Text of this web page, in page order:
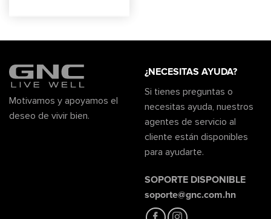
Motivamos y apoyamos el
deseo de vivir bien.
¿NECESITAS AYUDA?
Si tienes preguntas o
necesitas ayuda, nuestros
agentes de servicio al
cliente están disponibles
para ayudarte.
SOPORTE DISPONIBLE
soporte@gnc.com.hn